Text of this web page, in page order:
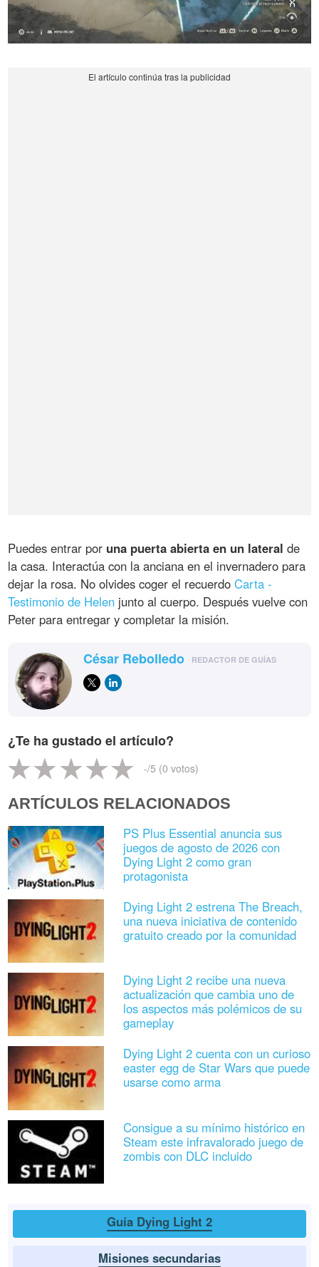
Puedes entrar por una puerta abierta en un lateral de
la casa. Interactúa con la anciana en el invernadero para
dejar la rosa. No olvides coger el recuerdoCarta -
Testimonio de Helen junto al cuerpo. Después vuelve con
Peter para entregar y completar la misión.
César Rebolledo REDACTOR DE GUÍAS
¿Te ha gustado el artículo?
-/5 (0 votos)
ARTÍCULOS RELACIONADOS
PS Plus Essential anuncia sus
juegos de agosto de 2026 con
Dying Light 2 como gran
protagonista
Dying Light 2 estrena The Breach,
una nueva iniciativa de contenido
gratuito creado por la comunidad
Dying Light 2 recibe una nueva
actualización que cambia uno de
los aspectos más polémicos de su
gameplay
Dying Light 2 cuenta con un curioso
easter egg de Star Wars que puede
usarse como arma
Consigue a su mínimo histórico en
Steam este infravalorado juego de
zombis con DLC incluido
Guía Dying Light 2
Misiones secundarias